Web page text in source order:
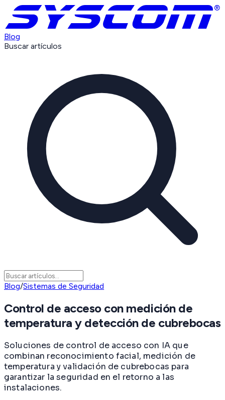
Blog
Buscar artículos
Blog/Sistemas de Seguridad
Control de acceso con medición de
temperatura y detección de cubrebocas
Soluciones de control de acceso con IA que
combinan reconocimiento facial, medición de
temperatura y validación de cubrebocas para
garantizar la seguridad en el retorno a las
instalaciones.